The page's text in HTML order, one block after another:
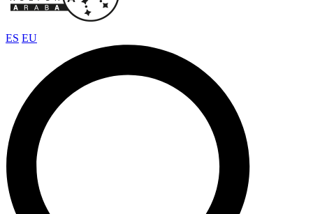
ES EU